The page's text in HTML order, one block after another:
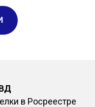
в Росреестре